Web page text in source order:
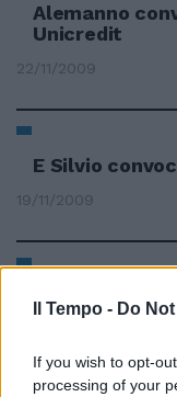
Il Tempo - Do
If you wish to opt-
processing of your
Alemanno
Unicredit
22/11/2009
E Silvio
19/11/2009
Scajola
«AnnoZero»